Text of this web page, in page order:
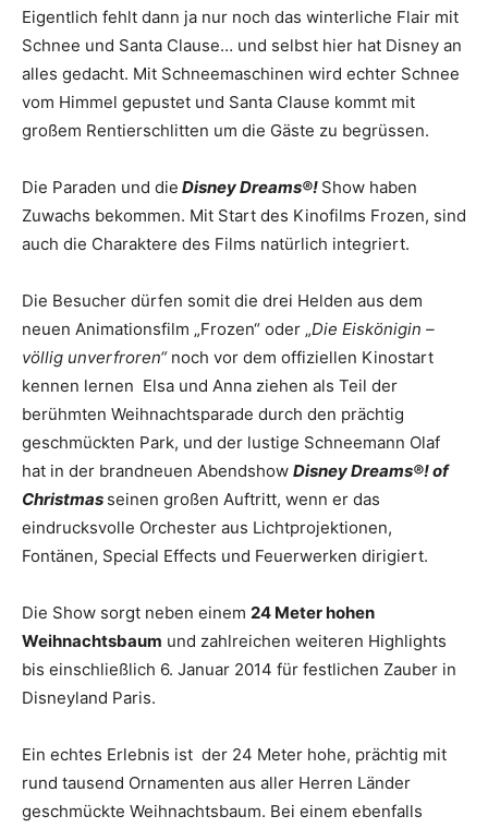
Eigentlich fehlt dann ja nur noch das winterliche Flair mit
Schnee und Santa Clause… und selbst hier hat Disney an
alles gedacht. Mit Schneemaschinen wird echter Schnee
vom Himmel gepustet und Santa Clause kommt mit
großem Rentierschlitten um die Gäste zu begrüssen.
Die Paraden und die Disney Dreams®! Show haben
Zuwachs bekommen. Mit Start des Kinofilms Frozen, sind
auch die Charaktere des Films natürlich integriert.
Die Besucher dürfen somit die drei Helden aus dem
neuen Animationsfilm „Frozen“ oder „Die Eiskönigin –
völlig unverfroren“noch vor dem offiziellen Kinostart
kennen lernen Elsa und Anna ziehen als Teil der
berühmten Weihnachtsparade durch den prächtig
geschmückten Park, und der lustige Schneemann Olaf
hat in der brandneuen Abendshow Disney Dreams®! of
Christmas seinen großen Auftritt, wenn er das
eindrucksvolle Orchester aus Lichtprojektionen,
Fontänen, Special Effects und Feuerwerken dirigiert.
Die Show sorgt neben einem 24 Meter hohen
Weihnachtsbaum und zahlreichen weiteren Highlights
bis einschließlich 6. Januar 2014 für festlichen Zauber in
Disneyland Paris.
Ein echtes Erlebnis ist der 24 Meter hohe, prächtig mit
rund tausend Ornamenten aus aller Herren Länder
geschmückte Weihnachtsbaum. Bei einem ebenfalls